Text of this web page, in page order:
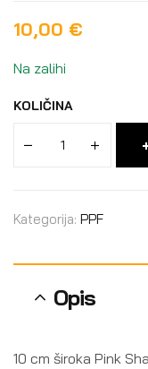
10,00 €
Na zalihi
KOLIČINA
Kategorija: PPF
Opis
10 cm široka Pink